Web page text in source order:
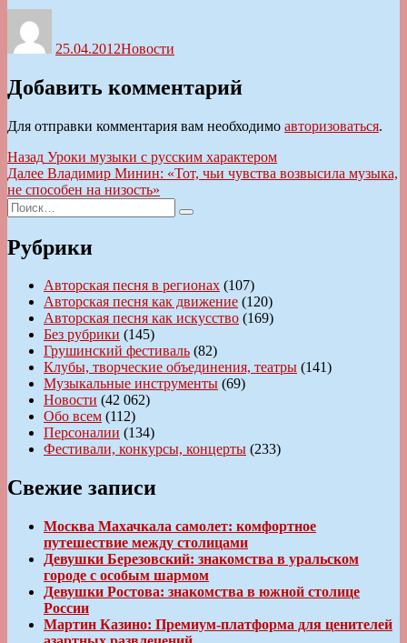
25.04.2012Новости
Добавить комментарий
Для отправки комментария вам необходимо авторизоваться.
Навигация
по
записям
Назад Предыдущая
запись:
Уроки музыки с русским характером
Далее Следующая
запись:
Владимир Минин: «Тот, чьи чувства возвысила музыка,
не способен на низость»
Искать:
Поиск
Рубрики
Авторская песня в регионах (107)
Авторская песня как движение (120)
Авторская песня как искусство (169)
Без рубрики (145)
Грушинский фестиваль (82)
Клубы, творческие объединения, театры (141)
Музыкальные инструменты (69)
Новости (42 062)
Обо всем (112)
Персоналии (134)
Фестивали, конкурсы, концерты (233)
Свежие записи
Москва Махачкала самолет: комфортное
путешествие между столицами
Девушки Березовский: знакомства в уральском
городе с особым шармом
Девушки Ростова: знакомства в южной столице
России
Мартин Казино: Премиум-платформа для ценителей